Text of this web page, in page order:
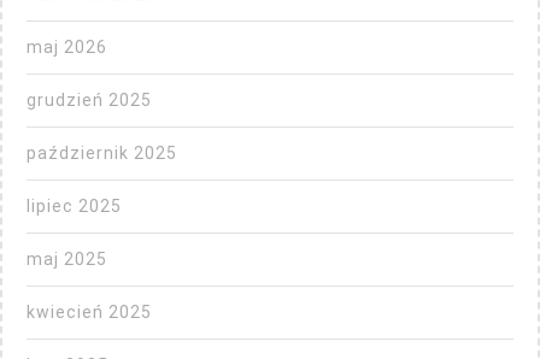
maj 2026
grudzień 2025
październik 2025
lipiec 2025
maj 2025
kwiecień 2025